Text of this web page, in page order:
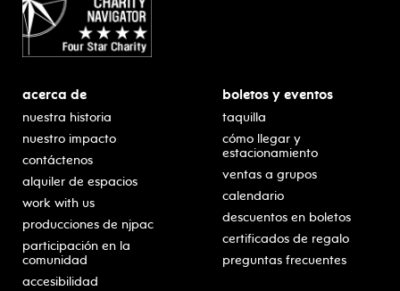
acerca de
nuestra historia
nuestro impacto
contáctenos
alquiler de espacios
work with us
producciones de njpac
participación en la
comunidad
accesibilidad
boletos y eventos
taquilla
cómo llegar y
estacionamiento
ventas a grupos
calendario
descuentos en boletos
certificados de regalo
preguntas frecuentes